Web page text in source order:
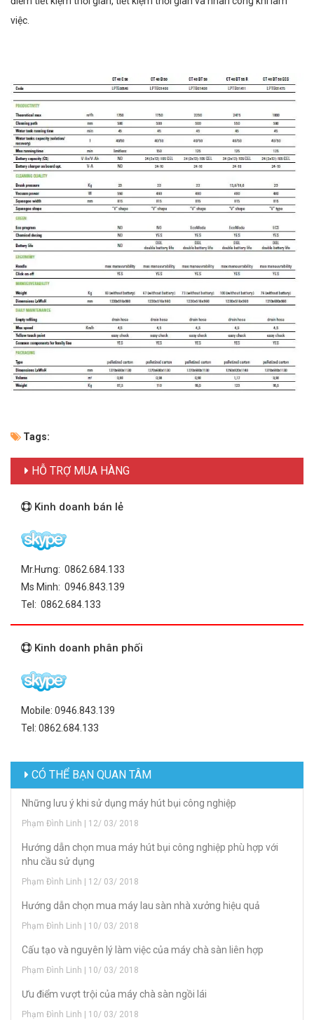
việc.
Tags:
HỖ TRỢ MUA HÀNG
Kinh doanh bán lẻ
Mr.Hưng: 0862.684.133
Ms Minh: 0946.843.139
Tel: 0862.684.133
Kinh doanh phân phối
Mobile: 0946.843.139
Tel: 0862.684.133
CÓ THỂ BẠN QUAN TÂM
Những lưu ý khi sử dụng máy hút bụi công nghiệp
Phạm Đình Linh | 12/ 03/ 2018
Hướng dẫn chọn mua máy hút bụi công nghiệp phù hợp với
nhu cầu sử dụng
Phạm Đình Linh | 12/ 03/ 2018
Hướng dẫn chọn mua máy lau sàn nhà xưởng hiệu quả
Phạm Đình Linh | 10/ 03/ 2018
Cấu tạo và nguyên lý làm việc của máy chà sàn liên hợp
Phạm Đình Linh | 10/ 03/ 2018
Ưu điểm vượt trội của máy chà sàn ngồi lái
Phạm Đình Linh | 10/ 03/ 2018